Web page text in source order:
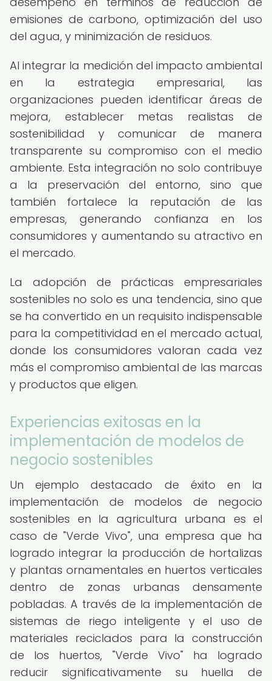
emisiones de carbono, optimización del uso
del agua, y minimización de residuos.
Al integrar la medición del impacto ambiental
en la estrategia empresarial, las
organizaciones pueden identificar áreas de
mejora, establecer metas realistas de
sostenibilidad y comunicar de manera
transparente su compromiso con el medio
ambiente. Esta integración no solo contribuye
a la preservación del entorno, sino que
también fortalece la reputación de las
empresas, generando confianza en los
consumidores y aumentando su atractivo en
el mercado.
La adopción de prácticas empresariales
sostenibles no solo es una tendencia, sino que
se ha convertido en un requisito indispensable
para la competitividad en el mercado actual,
donde los consumidores valoran cada vez
más el compromiso ambiental de las marcas
y productos que eligen.
Experiencias exitosas en la
implementación de modelos de
negocio sostenibles
Un ejemplo destacado de éxito en la
implementación de modelos de negocio
sostenibles en la agricultura urbana es el
caso de "Verde Vivo", una empresa que ha
logrado integrar la producción de hortalizas
y plantas ornamentales en huertos verticales
dentro de zonas urbanas densamente
pobladas. A través de la implementación de
sistemas de riego inteligente y el uso de
materiales reciclados para la construcción
de los huertos, "Verde Vivo" ha logrado
reducir significativamente su huella de